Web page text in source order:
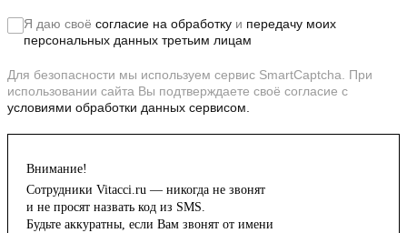
Я даю своё согласие на обработку и передачу моих
персональных данных третьим лицам
Для безопасности мы используем сервис SmartCaptcha. При
использовании сайта Вы подтверждаете своё согласие с
условиями обработки данных сервисом.
Внимание!
Сотрудники Vitacci.ru — никогда не звонят
и не просят назвать код из SMS.
Будьте аккуратны, если Вам звонят от имени